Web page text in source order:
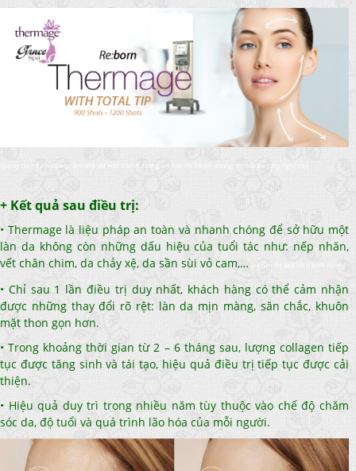
Spa uy tin o binh duong, làm đep da mặt ở bình dương, trẻ hóa da ở bình dương, trẻ hóa da công nghệ cao
+ Kết quả sau điều trị:
• Thermage là liệu pháp an toàn và nhanh chóng để sở hữu một
làn da không còn những dấu hiệu của tuổi tác như: nếp nhăn,
vết chân chim, da chảy xệ, da sần sùi vỏ cam,…
tre hoa da sieu toc o binh duong
• Chỉ sau 1 lần điều trị duy nhất, khách hàng có thể cảm nhận
được những thay đổi rõ rệt: làn da mịn màng, săn chắc, khuôn
mặt thon gọn hơn.
• Trong khoảng thời gian từ 2 – 6 tháng sau, lượng collagen tiếp
tục được tăng sinh và tái tạo, hiệu quả điều trị tiếp tục được cải
thiện.
• Hiệu quả duy trì trong nhiều năm tùy thuộc vào chế độ chăm
sóc da, độ tuổi và quá trình lão hóa của mỗi người.